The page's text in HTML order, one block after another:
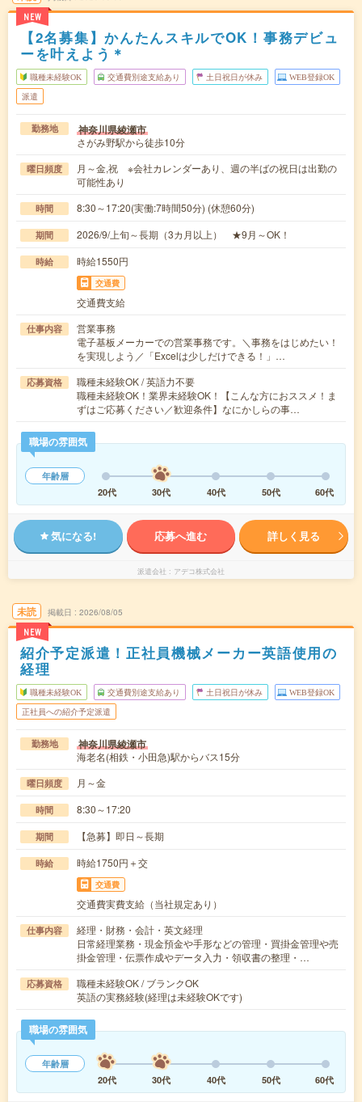
NEW
【2名募集】かんたんスキルでOK！事務デビュ
ーを叶えよう＊
職種未経験OK 交通費別途支給あり 土日祝日が休み WEB登録OK
派遣
勤務地 神奈川県綾瀬市
さがみ野駅から徒歩10分
曜日頻度
月～金,祝 ※会社カレンダーあり、週の半ばの祝日は出勤の
可能性あり
時間 8:30～17:20(実働:7時間50分) (休憩60分)
期間 2026/9/上旬～長期（3カ月以上） ★9月～OK！
時給 時給1550円
交通費
交通費支給
仕事内容
営業事務
電子基板メーカーでの営業事務です。＼事務をはじめたい！
を実現しよう／「Excelは少しだけできる！」…
応募資格
職種未経験OK / 英語力不要
職種未経験OK！業界未経験OK！【こんな方におススメ！ま
ずはご応募ください／歓迎条件】なにかしらの事…
職場の雰囲気
年齢層
20代
30代 40代 50代 60代
気になる! 応募へ進む 詳しく見る
派遣会社 アデコ株式会社
未読
NEW
掲載日 2026/08/05
紹介予定派遣！正社員機械メーカー英語使用の
経理
職種未経験OK 交通費別途支給あり 土日祝日が休み WEB登録OK
正社員への紹介予定派遣
勤務地 神奈川県綾瀬市
海老名(相鉄・小田急)駅からバス15分
曜日頻度 月～金
時間 8:30～17:20
期間 【急募】即日～長期
時給 時給1750円＋交
交通費
交通費実費支給（当社規定あり）
仕事内容
経理・財務・会計・英文経理
日常経理業務・現金預金や手形などの管理・買掛金管理や売
掛金管理・伝票作成やデータ入力・領収書の整理・…
応募資格
職種未経験OK / ブランクOK
英語の実務経験(経理は未経験OKです)
職場の雰囲気
年齢層
20代
30代 40代 50代 60代